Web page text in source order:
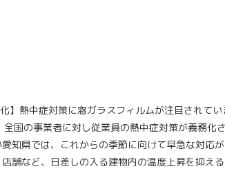
】熱中症対策に窓ガラスフィルムが注目されてい
国の事業者に対し従業員の熱中症対策が義務化さ
知県では、これからの季節に向けて早急な対応が
舗など、日差しの入る建物内の温度上昇を抑え